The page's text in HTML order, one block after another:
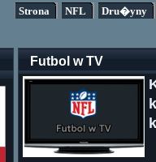
Strona NFL Dru�yny
Futbol w TV